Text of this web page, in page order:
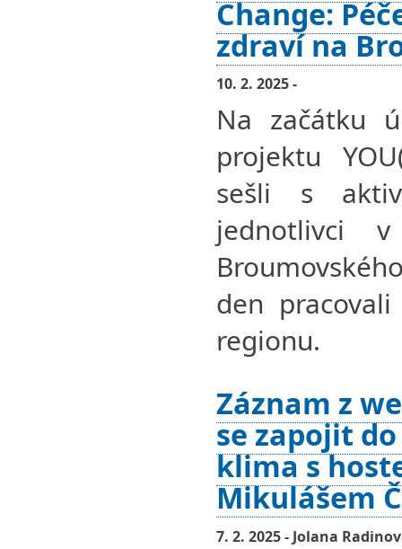
Change:
zdraví na
10. 2. 2025 -
Na začátku
projektu
sešli s
jednotlivci v
den
regionu.
Záznam z
se zapojit
klima s
Mikulášem
7. 2. 2025 - Jolana